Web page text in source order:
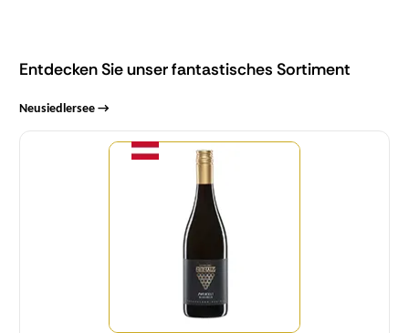
Entdecken Sie unser fantastisches Sortiment
Neusiedlersee →
Menge